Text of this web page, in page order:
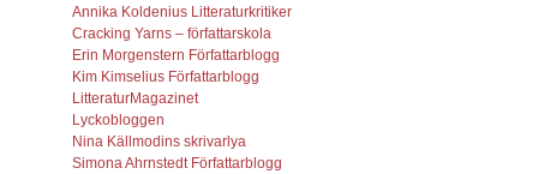
Annika Koldenius Litteraturkritiker
Cracking Yarns – författarskola
Erin Morgenstern Författarblogg
Kim Kimselius Författarblogg
LitteraturMagazinet
Lyckobloggen
Nina Källmodins skrivarlya
Simona Ahrnstedt Författarblogg